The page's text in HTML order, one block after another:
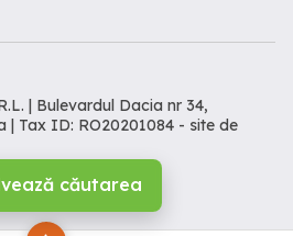
căutarea
| Bulevardul Dacia nr 34,
| Tax ID: RO20201084 - site de